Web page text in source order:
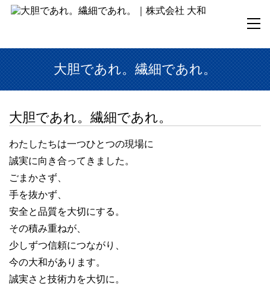
大胆であれ。繊細であれ。
大胆であれ。繊細であれ。
わたしたちは一つひとつの現場に
誠実に向き合ってきました。
ごまかさず、
手を抜かず、
安全と品質を大切にする。
その積み重ねが、
少しずつ信頼につながり、
今の大和があります。
誠実さと技術力を大切に。